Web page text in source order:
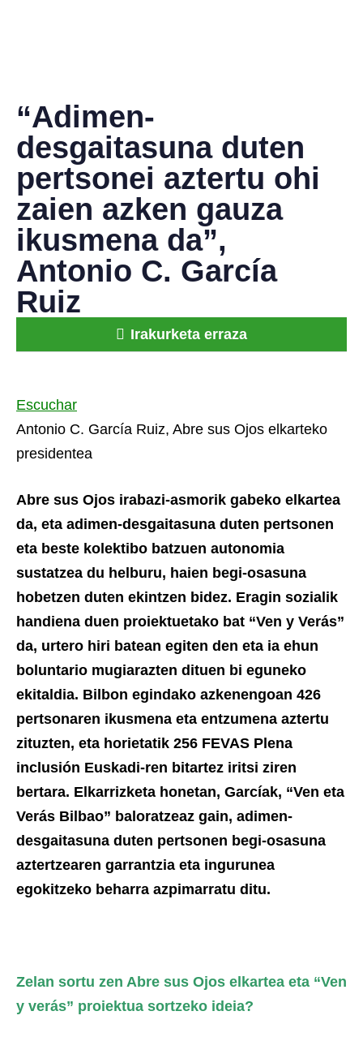
“Adimen-
desgaitasuna duten
pertsonei aztertu ohi
zaien azken gauza
ikusmena da”,
Antonio C. García
Ruiz
Irakurketa erraza
Escuchar
Antonio C. García Ruiz, Abre sus Ojos elkarteko
presidentea
Abre sus Ojos irabazi-asmorik gabeko elkartea
da, eta adimen-desgaitasuna duten pertsonen
eta beste kolektibo batzuen autonomia
sustatzea du helburu, haien begi-osasuna
hobetzen duten ekintzen bidez. Eragin sozialik
handiena duen proiektuetako bat “Ven y Verás”
da, urtero hiri batean egiten den eta ia ehun
boluntario mugiarazten dituen bi eguneko
ekitaldia. Bilbon egindako azkenengoan 426
pertsonaren ikusmena eta entzumena aztertu
zituzten, eta horietatik 256 FEVAS Plena
inclusión Euskadi-ren bitartez iritsi ziren
bertara. Elkarrizketa honetan, Garcíak, “Ven eta
Verás Bilbao” baloratzeaz gain, adimen-
desgaitasuna duten pertsonen begi-osasuna
aztertzearen garrantzia eta ingurunea
egokitzeko beharra azpimarratu ditu.
Zelan sortu zen Abre sus Ojos elkartea eta “Ven
y verás” proiektua sortzeko ideia?